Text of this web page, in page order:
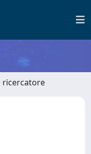
ricercatore